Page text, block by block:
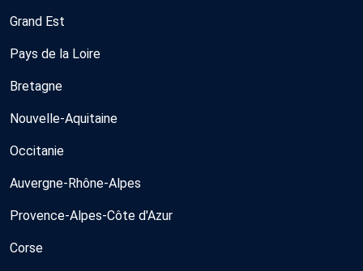
Grand Est
Pays de la Loire
Bretagne
Nouvelle-Aquitaine
Occitanie
Auvergne-Rhône-Alpes
Provence-Alpes-Côte d'Azur
Corse